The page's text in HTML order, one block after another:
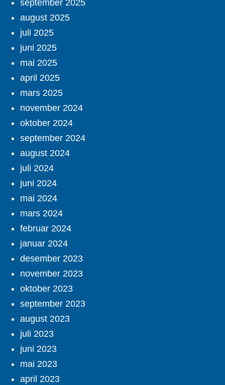
september 2025
august 2025
juli 2025
juni 2025
mai 2025
april 2025
mars 2025
november 2024
oktober 2024
september 2024
august 2024
juli 2024
juni 2024
mai 2024
mars 2024
februar 2024
januar 2024
desember 2023
november 2023
oktober 2023
september 2023
august 2023
juli 2023
juni 2023
mai 2023
april 2023